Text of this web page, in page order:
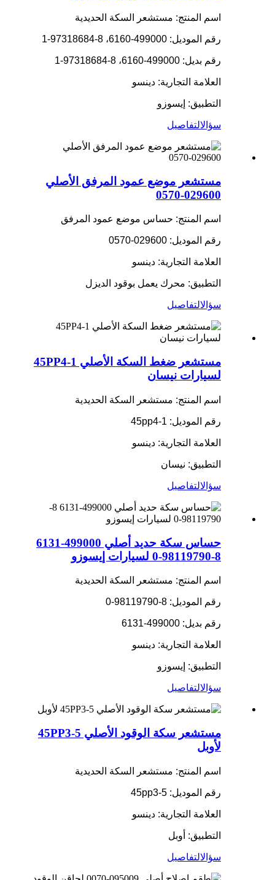
اسم المنتج: مستشعر السكة الحديدية
رقم الموديل: 499000-6160، 8-97318684-1
رقم بديل: 499000-6160، 8-97318684-1
العلامة التجارية: دينسو
التطبيق: إيسوزو
سؤالالتفاصيل
مستشعر موضع عمود المرفق الأصلي
029600-0570
اسم المنتج: حساس موضع عمود المرفق
رقم الموديل: 029600-0570
العلامة التجارية: دينسو
التطبيق: محرك يعمل بوقود الديزل
سؤالالتفاصيل
مستشعر ضغط السكة الأصلي 45PP4-1
لسيارات نيسان
اسم المنتج: مستشعر السكة الحديدية
رقم الموديل: 45pp4-1
العلامة التجارية: دينسو
التطبيق: نيسان
سؤالالتفاصيل
حساس سكة حديد أصلي 499000-6131
8-98119790-0 لسيارات إيسوزو
اسم المنتج: مستشعر السكة الحديدية
رقم الموديل: 8-98119790-0
رقم بديل: 499000-6131
العلامة التجارية: دينسو
التطبيق: إيسوزو
سؤالالتفاصيل
مستشعر سكة الوقود الأصلي 45PP3-5
لأوبل
اسم المنتج: مستشعر السكة الحديدية
رقم الموديل: 45pp3-5
العلامة التجارية: دينسو
التطبيق: أوبل
سؤالالتفاصيل